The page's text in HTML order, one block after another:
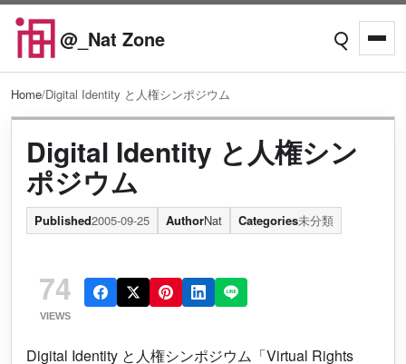
Skip to content
@_Nat Zone Open search
Home/Digital Identity と人権シンポジウム
Digital Identity と人権シン
ポジウム
Published2005-09-25 AuthorNat Categories未分類
74
VIEWS
Digital Identity と人権シンポジウム「Virtual Rights